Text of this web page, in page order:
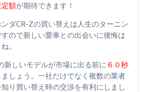
額が期待できます！
ダCR-Zの買い替えは人生のターニン
ので新しい愛車との出会いに後悔は
。
新しいモデルが市場に出る前に ６０秒
ましょう。一社だけでなく複数の業者
り買い替え時の交渉を有利にしまし